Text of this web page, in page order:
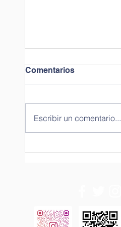
Comentarios
Escribir un comentario...